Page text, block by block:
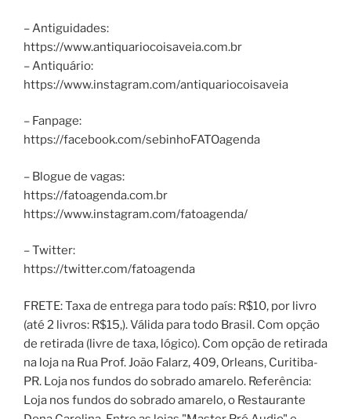
– Antiguidades:
https://www.antiquariocoisaveia.com.br
– Antiquário:
https://www.instagram.com/antiquariocoisaveia
– Fanpage:
https://facebook.com/sebinhoFATOagenda
– Blogue de vagas:
https://fatoagenda.com.br
https://www.instagram.com/fatoagenda/
– Twitter:
https://twitter.com/fatoagenda
FRETE: Taxa de entrega para todo país: R$10, por livro
(até 2 livros: R$15,). Válida para todo Brasil. Com opção
de retirada (livre de taxa, lógico). Com opção de retirada
na loja na Rua Prof. João Falarz, 409, Orleans, Curitiba-
PR. Loja nos fundos do sobrado amarelo. Referência:
Loja nos fundos do sobrado amarelo, o Restaurante